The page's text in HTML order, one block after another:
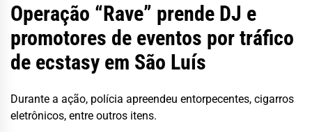
Operação “Rave” prende DJ e
promotores de eventos por tráfico
de ecstasy em São Luís
Durante a ação, polícia apreendeu entorpecentes, cigarros
eletrônicos, entre outros itens.